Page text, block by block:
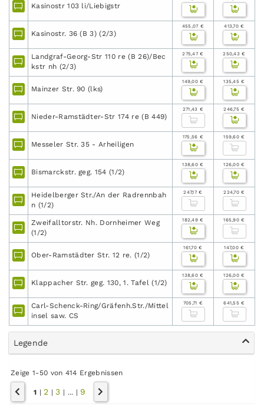
Kasinostr 103 li/Liebigstr
Kasinostr. 36 (B 3) (2/3)
455,07 € 413,70 €
Landgraf-Georg-Str 110 re (B 26)/Bec
kstr nh (2/3)
275,47 € 250,43 €
Mainzer Str. 90 (lks)
149,00 € 135,45 €
Nieder-Ramstädter-Str 174 re (B 449)
271,43 € 246,75 €
Messeler Str. 35 - Arheiligen
175,56 € 159,60 €
Bismarckstr. geg. 154 (1/2)
138,60 € 126,00 €
Heidelberger Str./An der Radrennbah
n (1/2)
247,17 € 224,70 €
Zweifalltorstr. Nh. Dornheimer Weg
(1/2)
182,49 € 165,90 €
Ober-Ramstädter Str. 12 re. (1/2)
161,70 € 147,00 €
Klappacher Str. geg. 130, 1. Tafel (1/2)
138,60 € 126,00 €
Carl-Schenck-Ring/Gräfenh.Str./Mittel
insel saw. CS
705,71 € 641,55 €
Legende
Zeige 1-50 von 414 Ergebnissen
1 | 2 |3 | ... | 9